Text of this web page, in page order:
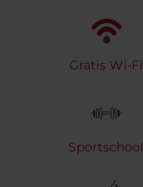
Gratis Wi-Fi
Sportschool